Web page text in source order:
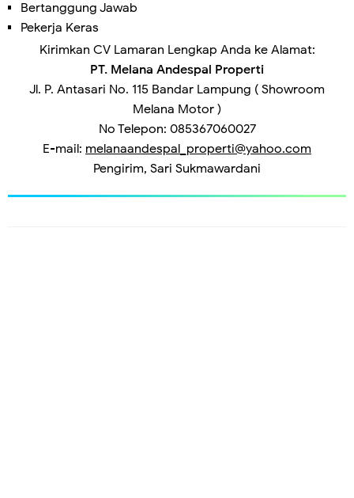
Bertanggung Jawab
Pekerja Keras
Kirimkan CV Lamaran Lengkap Anda ke Alamat:
PT. Melana Andespal Properti
Jl. P. Antasari No. 115 Bandar Lampung ( Showroom
Melana Motor )
No Telepon: 085367060027
E-mail: melanaandespal_properti@yahoo.com
Pengirim, Sari Sukmawardani